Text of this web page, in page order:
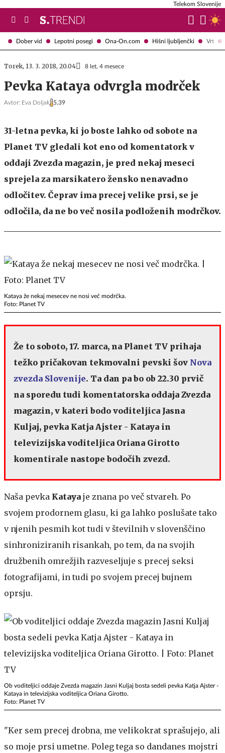
Dober vid Lepotni posegi Ona-On.com Hišni ljubljenčki Vrt
Telekom Slovenije
Torek, 13. 3. 2018, 20.04 8 let, 4 mesece
Pevka Kataya odvrgla modrček
Avtor: Eva Doljak 5,39
31-letna pevka, ki jo boste lahko od sobote na
Planet TV gledali kot eno od komentatork v
oddaji Zvezda magazin, je pred nekaj meseci
sprejela za marsikatero žensko nenavadno
odločitev. Čeprav ima precej velike prsi, se je
odločila, da ne bo več nosila podloženih modrčkov.
Kataya že nekaj mesecev ne nosi več modrčka.
Foto: Planet TV
Že to soboto, 17. marca, na Planet TV prihaja
težko pričakovan tekmovalni pevski šov Nova
zvezda Slovenije. Ta dan pa bo ob 22.30 prvič
na sporedu tudi komentatorska oddaja Zvezda
magazin, v kateri bodo voditeljica Jasna
Kuljaj, pevka Katja Ajster - Kataya in
televizijska voditeljica Oriana Girotto
komentirale nastope bodočih zvezd.
Naša pevka Kataya je znana po več stvareh. Po
svojem prodornem glasu, ki ga lahko poslušate tako
v njenih pesmih kot tudi v številnih v slovenščino
sinhroniziranih risankah, po tem, da na svojih
družbenih omrežjih razveseljuje s precej seksi
fotografijami, in tudi po svojem precej bujnem
oprsju.
Ob voditeljici oddaje Zvezda magazin Jasni Kuljaj bosta sedeli pevka Katja Ajster -
Kataya in televizijska voditeljica Oriana Girotto.
Foto: Planet TV
"Ker sem precej drobna, me velikokrat sprašujejo, ali
so moje prsi umetne. Poleg tega so dandanes mojstri